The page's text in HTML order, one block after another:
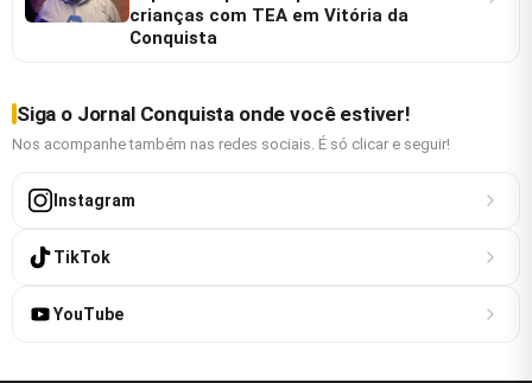
crianças com TEA em Vitória da
Conquista
Siga o Jornal Conquista onde você estiver!
Nos acompanhe também nas redes sociais. É só clicar e seguir!
Instagram
TikTok
YouTube